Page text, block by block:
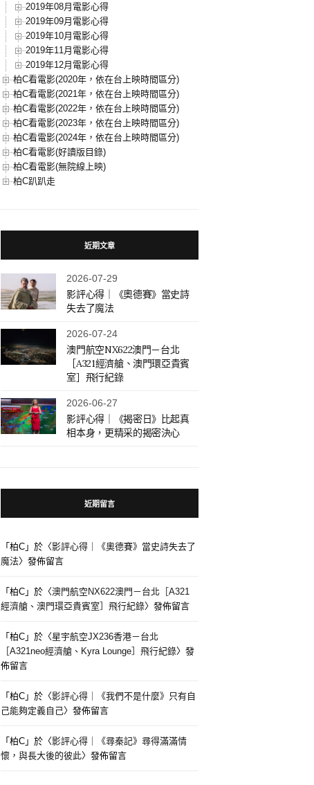
2019年08月電影心得
2019年09月電影心得
2019年10月電影心得
2019年11月電影心得
2019年12月電影心得
柏C看電影(2020年，依在台上映時間區分)
柏C看電影(2021年，依在台上映時間區分)
柏C看電影(2022年，依在台上映時間區分)
柏C看電影(2023年，依在台上映時間區分)
柏C看電影(2024年，依在台上映時間區分)
柏C看電影(好讀版目錄)
柏C看電影(無院線上映)
柏C趴趴走
近期文章
2026-07-29
影評心得｜《奧德賽》當史詩
失去了魔法
2026-07-24
澳門航空NX622澳門－台北
［A321經濟艙、澳門環亞貴賓
室］飛行紀錄
2026-06-27
影評心得｜《揭密日》比起真
相本身，更精采的揭密決心
近期留言
「柏C 」於〈影評心得｜《奧德賽》當史詩失去了
魔法〉發佈留言
「柏C 」於〈澳門航空NX622澳門－台北［A321
經濟艙、澳門環亞貴賓室］飛行紀錄〉發佈留言
「柏C 」於〈星宇航空JX236香港－台北
［A321neo經濟艙、Kyra Lounge］飛行紀錄〉發
佈留言
「柏C 」於〈影評心得｜《我們不是什麼》只有自
己能夠定義自己〉發佈留言
「柏C 」於〈影評心得｜《尋秦記》尋得滿滿情
懷，與長大後的彼此〉發佈留言